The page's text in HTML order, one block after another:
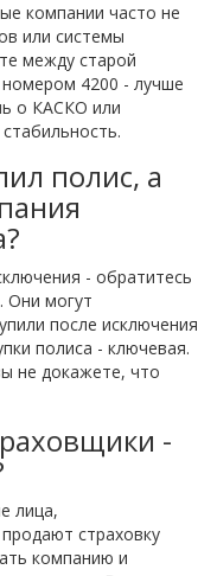
компании часто не
или системы
между старой
4200 - лучше
о КАСКО или
полис, а
- обратитесь
Они могут
после исключения
полиса - ключевая.
не докажете, что
-
лица,
страховку
компанию и